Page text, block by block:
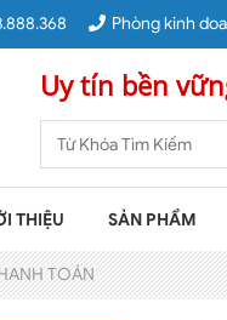
Phòng kinh
Uy tín bền
THIỆU SẢN PHẨM
TOÁN